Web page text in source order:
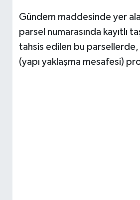
Gündem maddesinde yer
parsel numarasında kayıtlı
tahsis edilen bu
(yapı yaklaşma mesafesi)